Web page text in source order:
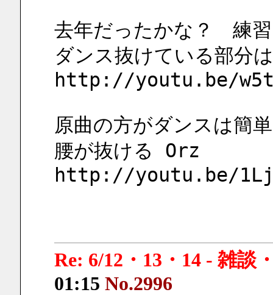
去年だったかな？　練
ダンス抜けている部分
http://youtu.be/
原曲の方がダンスは簡
腰が抜ける Orz
http://youtu.be/
Re: 6/12・13・14 - 雑談
01:15 No.2996